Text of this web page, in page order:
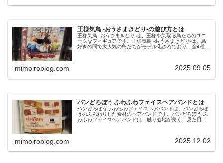
王様気鳥 -おうさまきどり-の遊び方とは
王様気鳥 -おうさまきどり-は、王様を気取る鳥たちのユニ
ークなフィギュアです。王様気鳥 -おうさまきどり-は、鳥
好きの間で大人気の鳥たちがモデル化されており、全4種の
mimoiroblog.com 2025.09.05
パンどろぼう ふわふわフェイスヘアバンドとは
パンどろぼう ふわふわフェイスヘアバンドは、パンどろぼ
うのふんわりした素材のヘアバンドです。パンどろぼう ふ
わふわフェイスヘアバンドは、触り心地が良く、見た目も
mimoiroblog.com 2025.12.02